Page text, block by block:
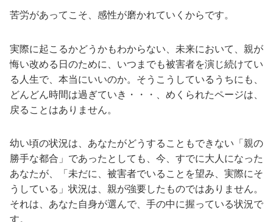
苦労があってこそ、感性が磨かれていくからです。
実際に起こるかどうかもわからない、未来において、親が
悔い改める日のために、いつまでも被害者を演じ続けてい
る人生で、本当にいいのか。そうこうしているうちにも、
どんどん時間は過ぎていき・・・、めくられたページは、
戻ることはありません。
幼い頃の状況は、あなたがどうすることもできない「親の
勝手な都合」であったとしても、今、すでに大人になった
あなたが、「未だに、被害者でいることを望み、実際にそ
うしている」状況は、親が強要したものではありません。
それは、あなた自身が選んで、手の中に握っている状況で
す。